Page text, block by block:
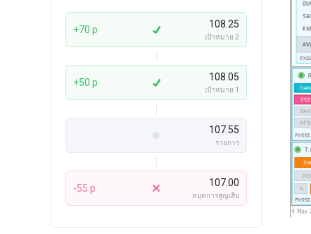
+70 p 108.25
เป้าหมาย 2
+50 p 108.05
เป้าหมาย 1
107.55
รายการ
-55 p 107.00
หยุดการสูญเสีย